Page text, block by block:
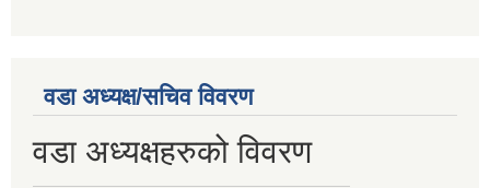
वडा अध्यक्ष/सचिव विवरण
वडा अध्यक्षहरुको विवरण